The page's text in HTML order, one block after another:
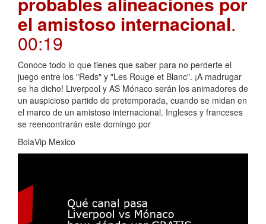
el amistoso internacional.
00:19
Conoce todo lo que tienes que saber para no perderte el
juego entre los "Reds" y "Les Rouge et Blanc". ¡A madrugar
se ha dicho! Liverpool y AS Mónaco serán los animadores de
un auspicioso partido de pretemporada, cuando se midan en
el marco de un amistoso internacional. Ingleses y franceses
se reencontrarán este domingo por
BolaVip Mexico